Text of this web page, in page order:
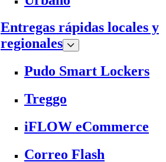
Entregas rápidas locales y
regionales
Pudo Smart Lockers
Treggo
iFLOW eCommerce
Correo Flash